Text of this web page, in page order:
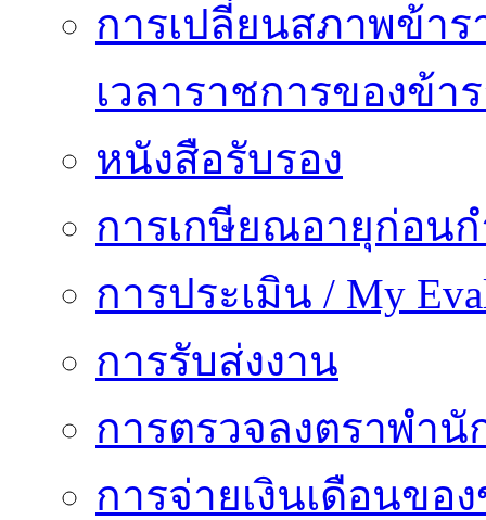
การเปลี่ยนสภาพข้า
เวลาราชการของข้า
หนังสือรับรอง
การเกษียณอายุก่อน
การประเมิน / My
การรับส่งงาน
การตรวจลงตราพำ
การจ่ายเงินเดือนขอ